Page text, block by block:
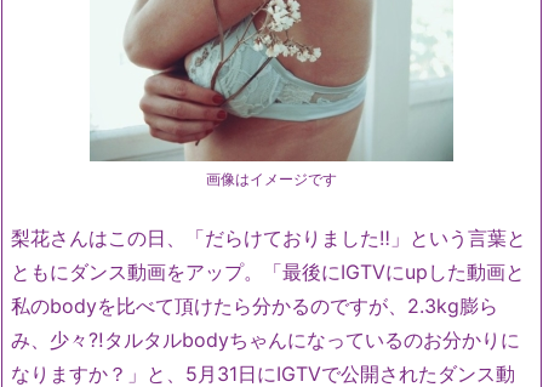
画像はイメージです
梨花さんはこの日、「だらけておりました‼︎」という言葉と
ともにダンス動画をアップ。「最後にIGTVにupした動画と
私のbodyを比べて頂けたら分かるのですが、2.3kg膨ら
み、少々⁈タルタルbodyちゃんになっているのお分かりに
なりますか？」と、5月31日にIGTVで公開されたダンス動